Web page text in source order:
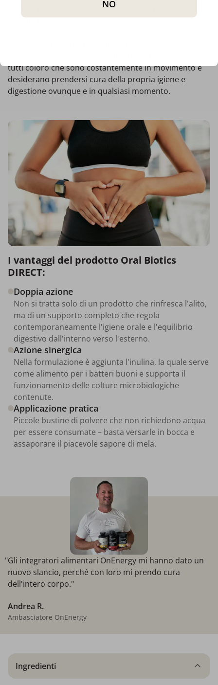
versare il contenuto sulla lingua, dove si
scioglie istantaneamente.
tutti coloro che sono costantemente in movimento e
desiderano prendersi cura della propria igiene e
digestione ovunque e in qualsiasi momento.
I vantaggi del prodotto Oral Biotics
DIRECT:
Doppia azione
Non si tratta solo di un prodotto che rinfresca l'alito,
ma di un supporto completo che regola
contemporaneamente l'igiene orale e l'equilibrio
digestivo dall'interno verso l'esterno.
Azione sinergica
Nella formulazione è aggiunta l'inulina, la quale serve
come alimento per i batteri buoni e supporta il
funzionamento delle colture microbiologiche
contenute.
Applicazione pratica
Piccole bustine di polvere che non richiedono acqua
per essere consumate – basta versarle in bocca e
assaporare il piacevole sapore di mela.
"Gli integratori alimentari OnEnergy mi hanno dato un
nuovo slancio, perché con loro mi prendo cura
dell'intero corpo."
Andrea R.
Ambasciatore OnEnergy
Ingredienti
NO